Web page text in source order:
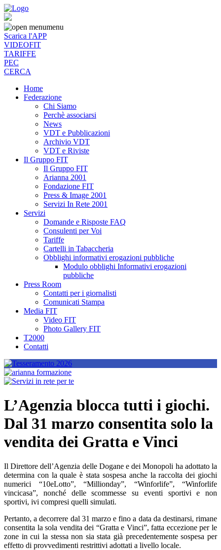
menu
Scarica l'APP
VIDEOFIT
TARIFFE
PEC
CERCA
Home
Federazione
Chi Siamo
Perchè associarsi
News
VDT e Pubblicazioni
Archivio VDT
VDT e Riviste
Il Gruppo FIT
Il Gruppo FIT
Arianna 2001
Fondazione FIT
Press & Image 2001
Servizi In Rete 2001
Servizi
Domande e Risposte FAQ
Consulenti per Voi
Tariffe
Cartelli in Tabaccheria
Obblighi informativi erogazioni pubbliche
Modulo obblighi Informativi erogazioni
pubbliche
Press Room
Contatti per i giornalisti
Comunicati Stampa
Media FIT
Video FIT
Photo Gallery FIT
T2000
Contatti
L’Agenzia blocca tutti i giochi.
Dal 31 marzo consentita solo la
vendita dei Gratta e Vinci
Il Direttore dell’Agenzia delle Dogane e dei Monopoli ha adottato la
determina con la quale è stata sospesa anche la raccolta dei giochi
numerici “10eLotto”, “Millionday”, “Winforlife”, “Winforlife
vincicasa”, nonché delle scommesse su eventi sportivi e non
sportivi, ivi compresi quelli simulati.
Pertanto, a decorrere dal 31 marzo e fino a data da destinarsi, rimane
consentita la sola vendita dei “Gratta e Vinci”, fatta eccezione per le
zone in cui la stessa non sia stata già precedentemente sospesa per
effetto di provvedimenti restrittivi adottati a livello locale.